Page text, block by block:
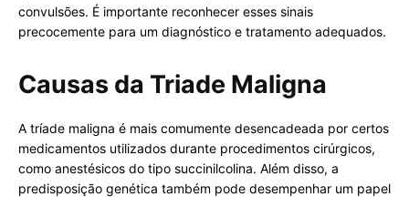
convulsões. É importante reconhecer esses sinais
precocemente para um diagnóstico e tratamento adequados.
Causas da Triade Maligna
A tríade maligna é mais comumente desencadeada por certos
medicamentos utilizados durante procedimentos cirúrgicos,
como anestésicos do tipo succinilcolina. Além disso, a
predisposição genética também pode desempenhar um papel